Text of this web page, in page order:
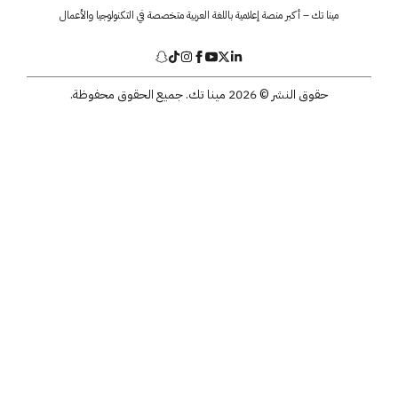
مينا تك – أكبر منصة إعلامية باللغة العربية متخصصة في التكنولوجيا والأعمال
حقوق النشر © 2026 مينا تك. جميع الحقوق محفوظة.